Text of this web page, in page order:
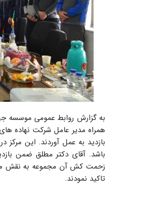
به گزارش روابط عمومی موسسه
باشد. آقای دکتر مطلق ضمن
زحمت کش آن مجموعه به نقش مهم
تاکید نمودند.